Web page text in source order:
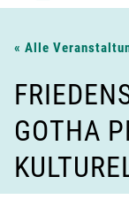
« Alle
GOTHA